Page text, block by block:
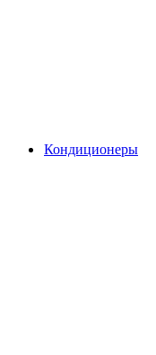
Кондиционеры